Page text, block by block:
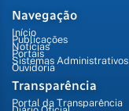
Navegação
Início
Publicações
Notícias
Portais
Sistemas Administrativos
Ouvidoria
Transparência
Portal da Transparência